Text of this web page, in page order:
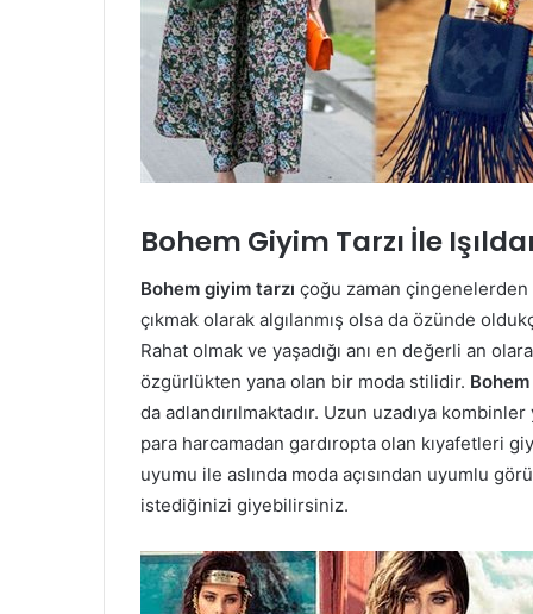
Bohem Giyim Tarzı İle
Bohem giyim tarzı çoğu zaman çingenelerden
çıkmak olarak algılanmış olsa da özünde
Rahat olmak ve yaşadığı anı en değerli an
özgürlükten yana olan bir moda stilidir.
da adlandırılmaktadır. Uzun uzadıya
para harcamadan gardıropta olan kıyafetleri
uyumu ile aslında moda açısından uyumlu
istediğinizi giyebilirsiniz.